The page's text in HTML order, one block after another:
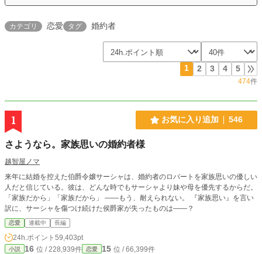
カテゴリ 恋愛 タグ 婚約者
1 2 3 4 5
474件
1 お気に入り追加 546
さようなら。家族思いの婚約者様
越智屋ノマ
来年に結婚を控えた伯爵令嬢サーシャは、婚約者のロバートを家族思いの優しい
人だと信じている。彼は、どんな時でもサーシャより妹や母を優先するからだ。
「家族だから」「家族だから」 ――もう、耐えられない。 『家族思い』を言い
訳に、サーシャを傷つけ続けた侯爵家が失ったものは――？
恋愛 連載中 長編
24h.ポイント 59,403pt
小説 16 位 / 228,939件 恋愛 15 位 / 66,399件